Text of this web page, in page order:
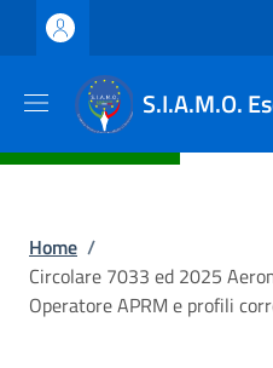
Salta al contenuto principale
Skip to footer content
S.I.A.M.O.
Briciole di pane
Home /
Circolare 7033 ed 2025
Operatore APRM e profili